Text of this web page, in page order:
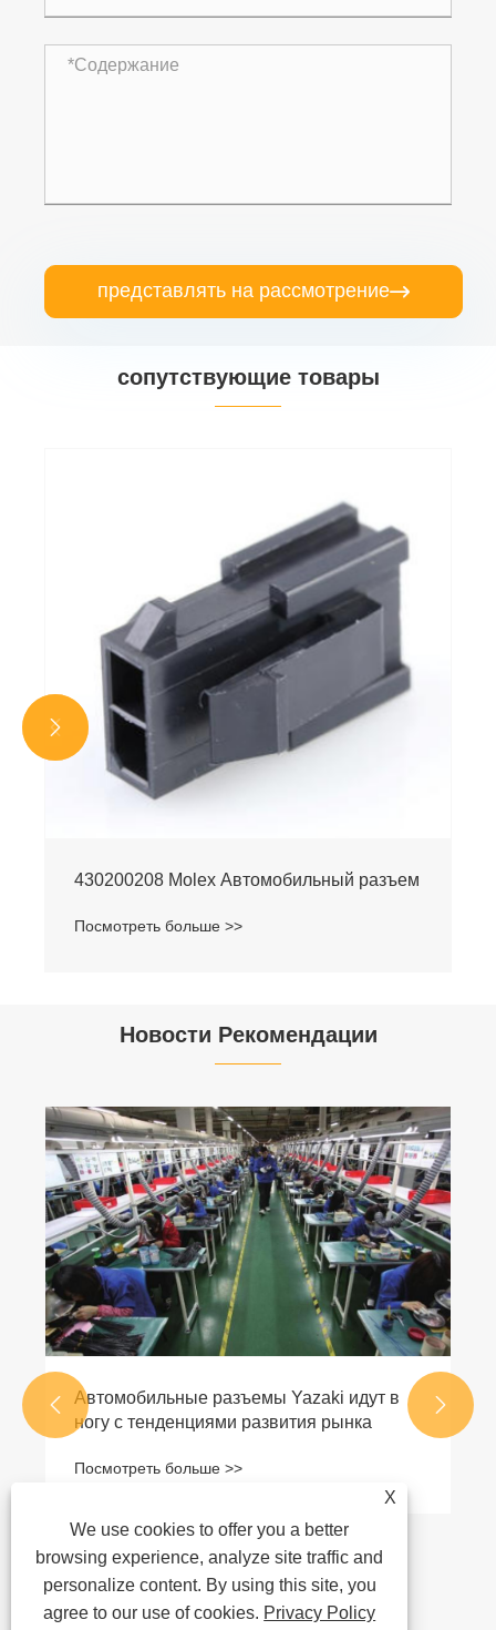
представлять на рассмотрение
сопутствующие товары
430200208 Molex Автомобильный разъем
Посмотреть больше >>


Новости Рекомендации
Автомобильные разъемы Yazaki идут в
ногу с тенденциями развития рынка
Посмотреть больше >>
 
X
We use cookies to offer you a better
browsing experience, analyze site traffic and
personalize content. By using this site, you
agree to our use of cookies. Privacy Policy